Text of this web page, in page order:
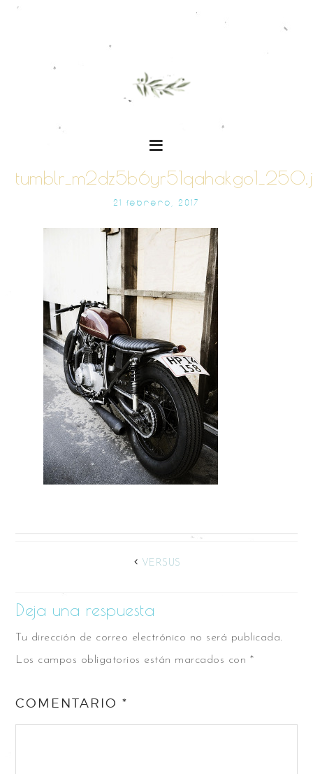
21 FEBRERO, 2017
VERSUS
Deja una respuesta
Tu dirección de correo electrónico no será publicada.
Los campos obligatorios están marcados con *
COMENTARIO*